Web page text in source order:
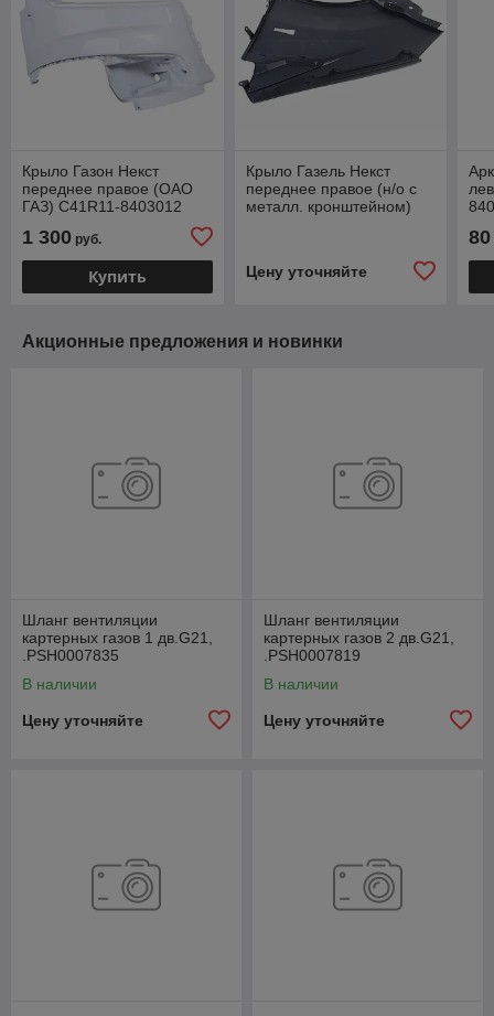
Крыло Газон Некст
переднее правое (ОАО
ГАЗ) С41R11-8403012
1 300 руб.
Купить
Крыло Газель Некст
переднее правое (н/о с
металл. кронштейном)
Цену уточняйте
80
Акционные предложения и новинки
Шланг вентиляции
картерных газов 1 дв.G21,
.РSН0007835
В наличии
Цену уточняйте
Шланг вентиляции
картерных газов 2 дв.G21,
.РSН0007819
В наличии
Цену уточняйте